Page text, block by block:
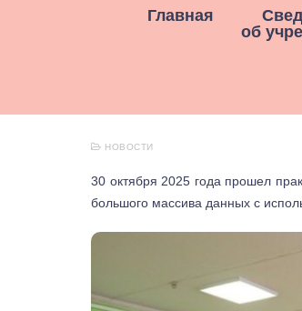
Главная
об
НОВОСТИ
30 октября 2025 года прошел
большого массива данных с